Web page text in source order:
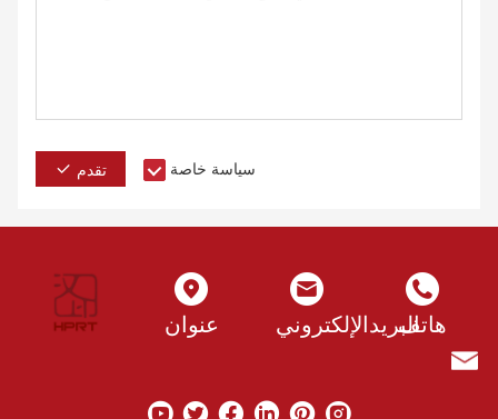
تقدم سياسة خاصة
عنوان البريدالإلكترونيهاتف